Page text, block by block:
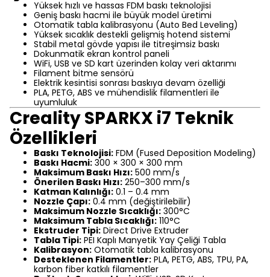
Yüksek hızlı ve hassas FDM baskı teknolojisi
Geniş baskı hacmi ile büyük model üretimi
Otomatik tabla kalibrasyonu (Auto Bed Leveling)
Yüksek sıcaklık destekli gelişmiş hotend sistemi
Stabil metal gövde yapısı ile titreşimsiz baskı
Dokunmatik ekran kontrol paneli
WiFi, USB ve SD kart üzerinden kolay veri aktarımı
Filament bitme sensörü
Elektrik kesintisi sonrası baskıya devam özelliği
PLA, PETG, ABS ve mühendislik filamentleri ile
uyumluluk
Creality SPARKX i7 Teknik
Özellikleri
Baskı Teknolojisi: FDM (Fused Deposition Modeling)
Baskı Hacmi: 300 × 300 × 300 mm
Maksimum Baskı Hızı: 500 mm/s
Önerilen Baskı Hızı: 250–300 mm/s
Katman Kalınlığı: 0.1 – 0.4 mm
Nozzle Çapı: 0.4 mm (değiştirilebilir)
Maksimum Nozzle Sıcaklığı: 300°C
Maksimum Tabla Sıcaklığı: 110°C
Ekstruder Tipi: Direct Drive Extruder
Tabla Tipi: PEI Kaplı Manyetik Yay Çeliği Tabla
Kalibrasyon: Otomatik tabla kalibrasyonu
Desteklenen Filamentler: PLA, PETG, ABS, TPU, PA,
karbon fiber katkılı filamentler